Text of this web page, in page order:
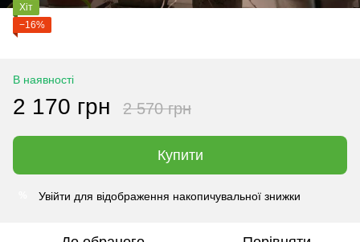
Хіт
−16%
В наявності
2 170 грн 2 570 грн
Купити
Увійти для відображення накопичувальної знижки